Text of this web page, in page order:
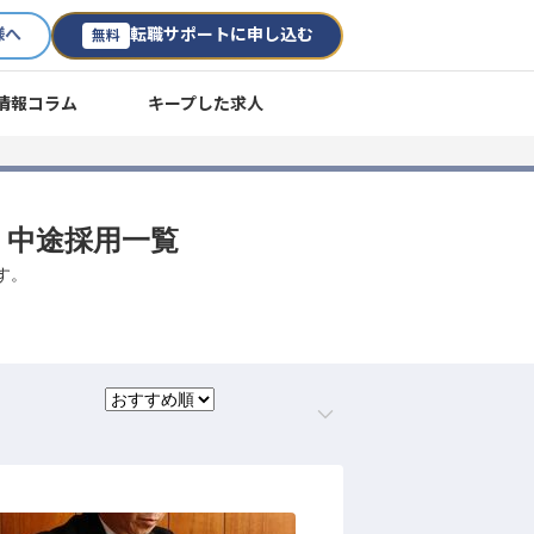
へ 無料 転職サポートに申し込む
報コラム キープした求人
途採用一覧